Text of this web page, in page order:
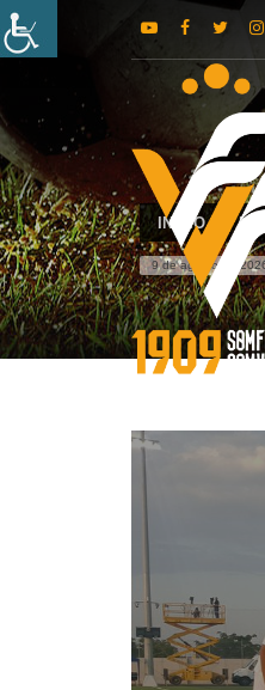
INICIO
9 de agosto de